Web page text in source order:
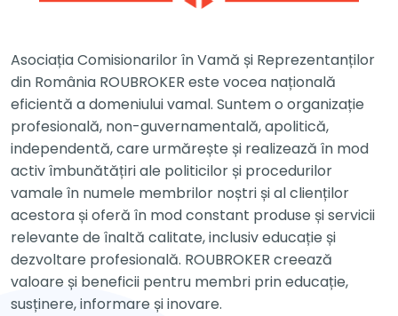
Asociația Comisionarilor în Vamă și Reprezentanților
din România ROUBROKER este vocea națională
eficientă a domeniului vamal. Suntem o organizație
profesională, non-guvernamentală, apolitică,
independentă, care urmărește și realizează în mod
activ îmbunătățiri ale politicilor și procedurilor
vamale în numele membrilor noștri și al clienților
acestora și oferă în mod constant produse și servicii
relevante de înaltă calitate, inclusiv educație și
dezvoltare profesională. ROUBROKER creează
valoare și beneficii pentru membri prin educație,
susținere, informare și inovare.